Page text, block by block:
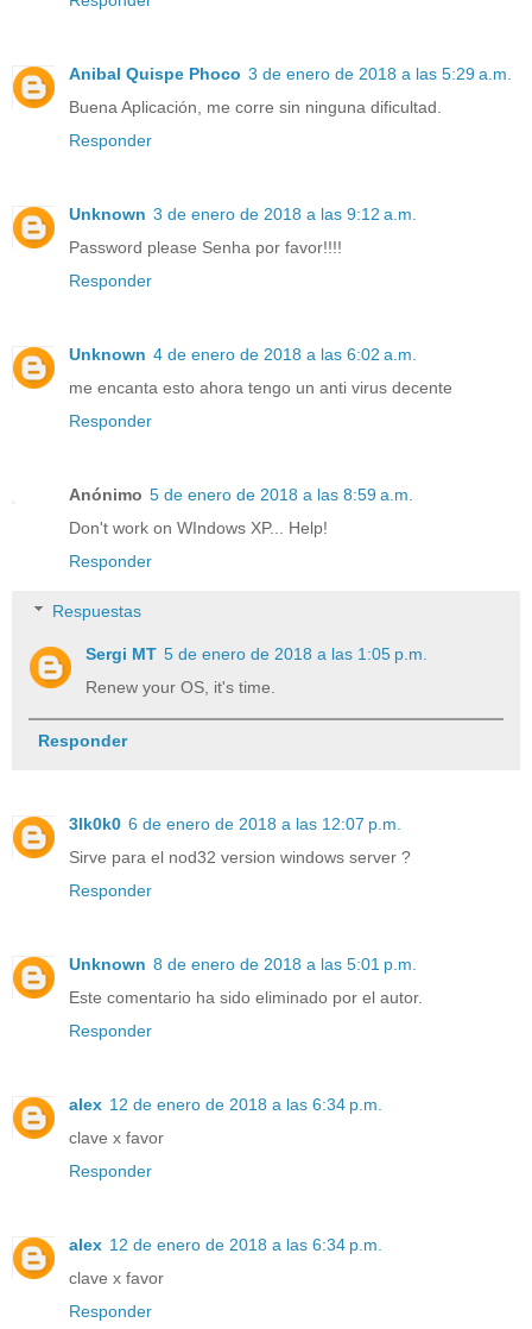
Anibal Quispe Phoco 3 de enero de 2018 a las 5:29 a.m.
Buena Aplicación, me corre sin ninguna dificultad.
Responder
Unknown 3 de enero de 2018 a las 9:12 a.m.
Password please Senha por favor!!!!
Responder
Unknown 4 de enero de 2018 a las 6:02 a.m.
me encanta esto ahora tengo un anti virus decente
Responder
Anónimo 5 de enero de 2018 a las 8:59 a.m.
Don't work on WIndows XP... Help!
Responder
Respuestas
Sergi MT 5 de enero de 2018 a las 1:05 p.m.
Renew your OS, it's time.
Responder
3lk0k0 6 de enero de 2018 a las 12:07 p.m.
Sirve para el nod32 version windows server ?
Responder
Unknown 8 de enero de 2018 a las 5:01 p.m.
Este comentario ha sido eliminado por el autor.
Responder
alex 12 de enero de 2018 a las 6:34 p.m.
clave x favor
Responder
alex 12 de enero de 2018 a las 6:34 p.m.
clave x favor
Responder